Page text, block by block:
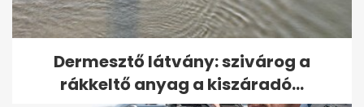
Dermesztő látvány: szivárog a
rákkeltő anyag a kiszáradó...